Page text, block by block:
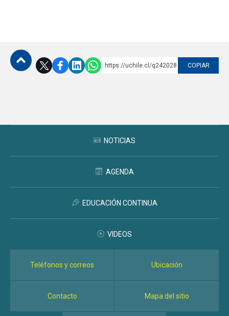
https://uchile.cl/q242028 COPIAR
NOTICIAS
AGENDA
EDUCACIÓN CONTINUA
VIDEOS
Teléfonos y correos Ubicación
Contacto Mapa del sitio